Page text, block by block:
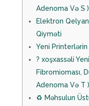
Adenoma Və S )
Elektron
Qiyməti
Yeni Printerlərin
? ️xoşxassəli
Fibromioması,
Adenoma Və T )
♻️ Məhsulun